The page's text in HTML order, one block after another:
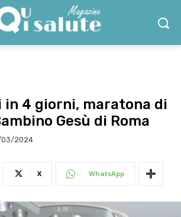
4 giorni, maratona di
Gesù di Roma
03/2024
X WhatsApp